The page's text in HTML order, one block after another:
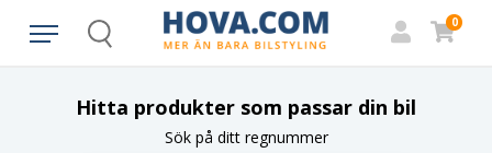
Search
0
Hitta produkter som passar din bil
Sök på ditt regnummer